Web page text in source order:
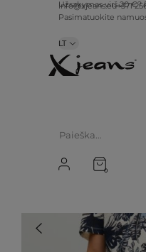
info@xjeans.eu+371
Užsakymas virš 20 €?
Pasimatuokite
LT
0